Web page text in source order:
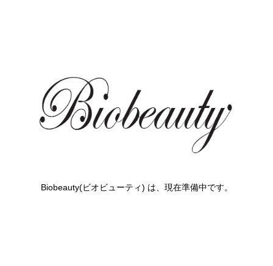
Biobeauty(ビオビューティ) は、現在準備中です。